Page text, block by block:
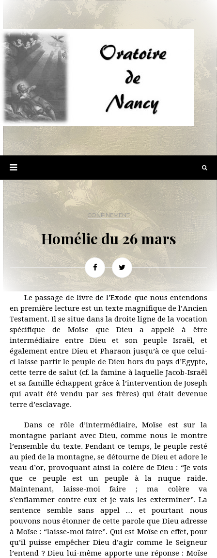
CONFINEMENT
Homélie du 26 mars
Le passage de livre de l’Exode que nous entendons
en première lecture est un texte magnifique de l’Ancien
Testament. Il se situe dans la droite ligne de la vocation
spécifique de Moïse que Dieu a appelé à être
intermédiaire entre Dieu et son peuple Israël, et
également entre Dieu et Pharaon jusqu’à ce que celui-
ci laisse partir le peuple de Dieu hors du pays d’Egypte,
cette terre de salut (cf. la famine à laquelle Jacob-Israël
et sa famille échappent grâce à l’intervention de Joseph
qui avait été vendu par ses frères) qui était devenue
terre d’esclavage.
Dans ce rôle d’intermédiaire, Moïse est sur la
montagne parlant avec Dieu, comme nous le montre
l’ensemble du texte. Pendant ce temps, le peuple resté
au pied de la montagne, se détourne de Dieu et adore le
veau d’or, provoquant ainsi la colère de Dieu : “Je vois
que ce peuple est un peuple à la nuque raide.
Maintenant, laisse-moi faire ; ma colère va
s’enflammer contre eux et je vais les exterminer”. La
sentence semble sans appel … et pourtant nous
pouvons nous étonner de cette parole que Dieu adresse
à Moïse : “laisse-moi faire”. Qui est Moïse en effet, pour
qu’il puisse empêcher Dieu d’agir comme le Seigneur
l’entend ? Dieu lui-même apporte une réponse : Moïse